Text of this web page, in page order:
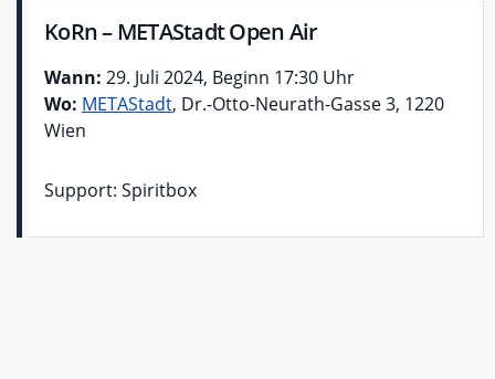
KoRn – METAStadt Open Air
Wann: 29. Juli 2024, Beginn 17:30 Uhr
Wo: METAStadt, Dr.-Otto-Neurath-Gasse 3, 1220
Wien
Support: Spiritbox